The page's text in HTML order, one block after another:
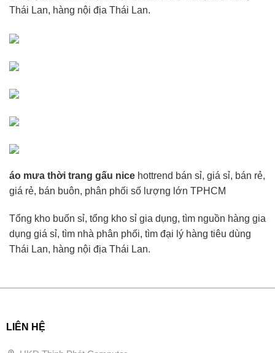
Thái Lan, hàng nội địa Thái Lan.
áo mưa thời trang gấu nice hottrend bán sỉ, giá sỉ, bán rẻ,
giá rẻ, bán buôn, phân phối số lượng lớn TPHCM
Tổng kho buốn sỉ, tổng kho sỉ gia dụng, tìm nguồn hàng gia
dụng giá sỉ, tìm nhà phân phối, tìm đại lý hàng tiêu dùng
Thái Lan, hàng nội địa Thái Lan.
LIÊN HỆ